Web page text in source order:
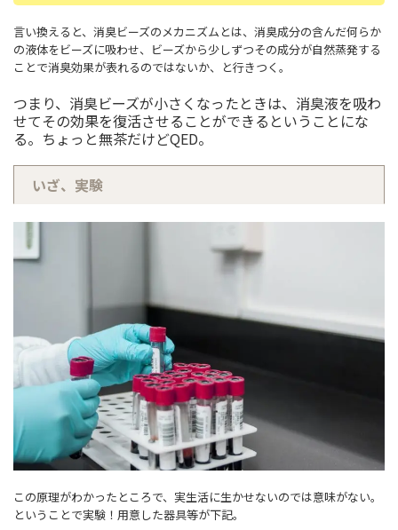
言い換えると、消臭ビーズのメカニズムとは、消臭成分の含んだ何らか
の液体をビーズに吸わせ、ビーズから少しずつその成分が自然蒸発する
ことで消臭効果が表れるのではないか、と行きつく。
つまり、消臭ビーズが小さくなったときは、消臭液を吸わ
せてその効果を復活させることができるということにな
る。ちょっと無茶だけどQED。
いざ、実験
この原理がわかったところで、実生活に生かせないのでは意味がない。
ということで実験！用意した器具等が下記。